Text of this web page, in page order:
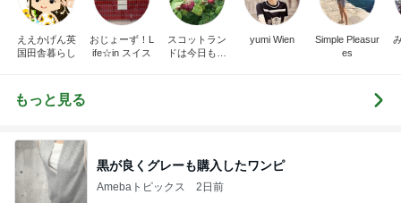
ええかげん英
国田舎暮らし
おじょーず！L
ife☆in スイス
スコットラン
ドは今日も曇
yumi Wien
Simple Pleasur
es
もっと見る
黒が良くグレーも購入したワンピ
Amebaトピックス 2日前